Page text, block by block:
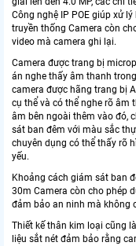
Công nghệ IP POE giúp xử
truyền thống Camera còn
video mà camera ghi lại.
Camera được trang bị
án nghe thấy âm thanh
camera được hãng trang bị
cụ thể và có thể nghe rõ âm
âm bên ngoài thêm vào đó,
sát ban đêm với màu sắc
chuyên dụng có thể thấy rõ
yếu.
Khoảng cách giám sát ban
30m Camera còn cho phép
đảm bảo an ninh mà không
Thiết kế thân kim loại cũng
liệu sắt nét đảm bảo rằng